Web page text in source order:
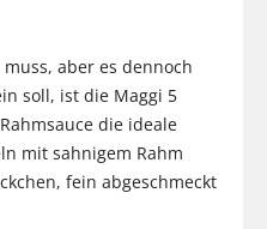
aber es dennoch
soll, ist die Maggi 5
die ideale
mit sahnigem Rahm
fein abgeschmeckt